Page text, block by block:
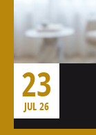
23
JUL 26